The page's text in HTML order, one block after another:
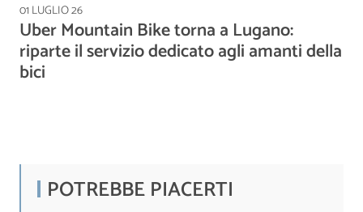
01 LUGLIO 26
Uber Mountain Bike torna a Lugano:
riparte il servizio dedicato agli amanti della
bici
POTREBBE PIACERTI